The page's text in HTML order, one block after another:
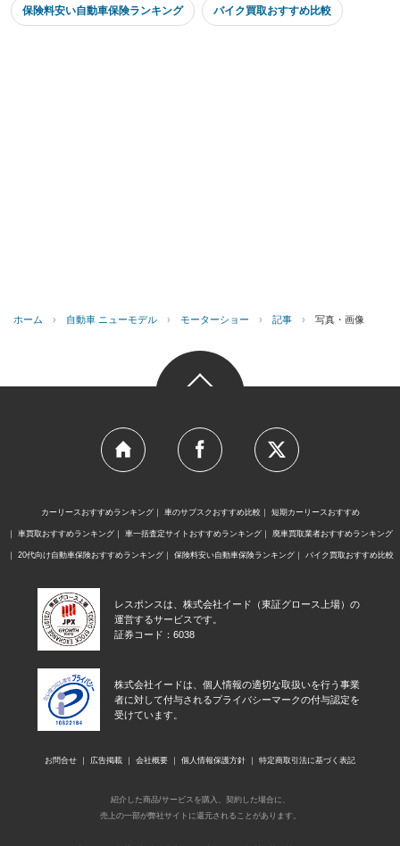
保険料安い自動車保険ランキング バイク買取おすすめ比較
ホーム › 自動車 ニューモデル › モーターショー › 記事 › 写真・画像
カーリースおすすめランキング 車のサブスクおすすめ比較 短期カーリースおすすめ
車買取おすすめランキング 車一括査定サイトおすすめランキング 廃車買取業者おすすめランキング
20代向け自動車保険おすすめランキング 保険料安い自動車保険ランキング バイク買取おすすめ比較
レスポンスは、株式会社イード（東証グロース上場）の
運営するサービスです。
証券コード：6038
株式会社イードは、個人情報の適切な取扱いを行う事業
者に対して付与されるプライバシーマークの付与認定を
受けています。
お問合せ 広告掲載 会社概要 個人情報保護方針 特定商取引法に基づく表記
紹介した商品/サービスを購入、契約した場合に、
売上の一部が弊社サイトに還元されることがあります。